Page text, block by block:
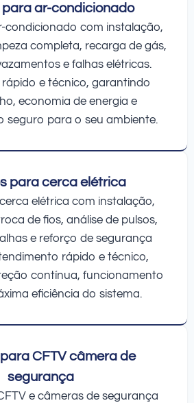
para ar-condicionado
condicionado com instalação,
completa, recarga de gás,
e falhas elétricas.
e técnico, garantindo
economia de energia e
seguro para o seu ambiente.
para cerca elétrica
elétrica com instalação,
de fios, análise de pulsos,
e reforço de segurança
rápido e técnico,
contínua, funcionamento
eficiência do sistema.
CFTV câmera de
segurança
e câmeras de segurança